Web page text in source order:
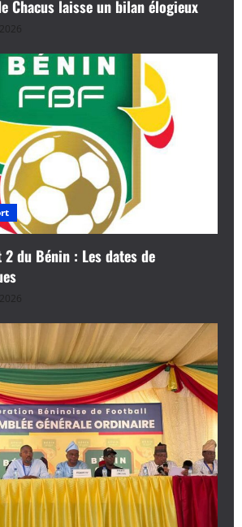
Chacus laisse un bilan élogieux
du Bénin : Les dates de